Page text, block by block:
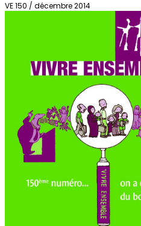
VE 150 / décembre 2014